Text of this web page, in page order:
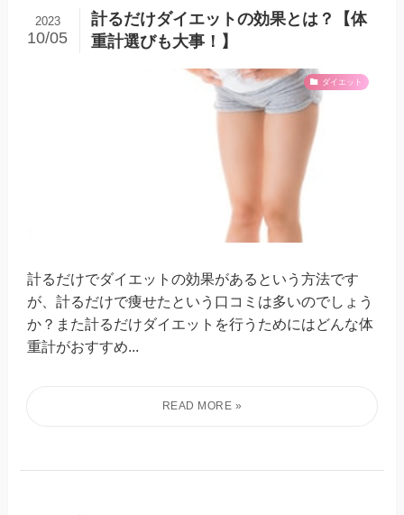
計るだけダイエットの効果とは？【体
重計選びも大事！】
2023
10/05
ダイエット
計るだけでダイエットの効果があるという方法です
が、計るだけで痩せたという口コミは多いのでしょう
か？また計るだけダイエットを行うためにはどんな体
重計がおすすめ...